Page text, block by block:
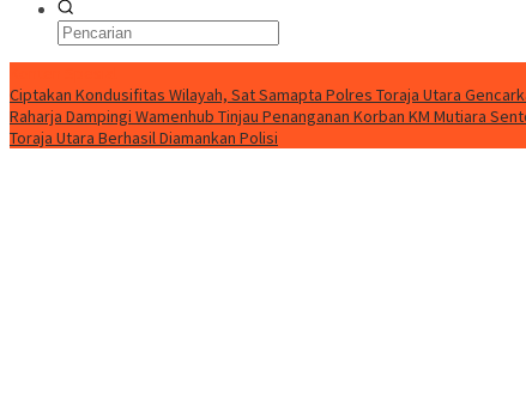
Ciptakan Kondusifitas Wilayah, Sat Samapta Polres Toraja Utara
Raharja Dampingi Wamenhub Tinjau Penanganan Korban KM Mutiara
Toraja Utara Berhasil Diamankan Polisi